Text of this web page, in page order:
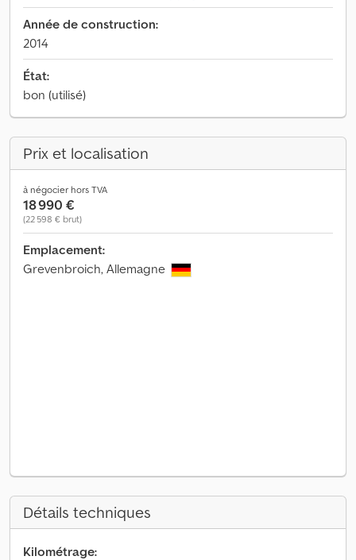
Année de construction:
2014
État:
bon (utilisé)
Prix et localisation
à négocier hors TVA
18 990 €
(22 598 € brut)
Emplacement:
Grevenbroich, Allemagne
Détails techniques
Kilométrage: